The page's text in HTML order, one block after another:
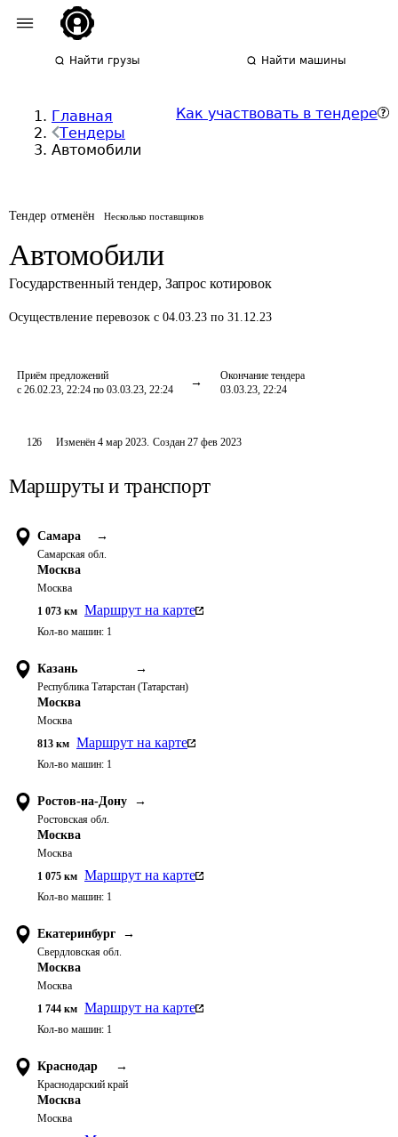
Найти грузы Найти машины
Главная
Тендеры
Автомобили
Как участвовать в тендере
Тендер отменён Несколько поставщиков
Автомобили
Государственный тендер, Запрос котировок
Осуществление перевозок с 04.03.23 по 31.12.23
Приём предложений
с 26.02.23, 22:24 по 03.03.23, 22:24
Окончание тендера
03.03.23, 22:24
126 Изменён4 мар 2023. Создан 27 фев 2023
Маршруты и транспорт
Самара →
Самарская обл.
Москва
Москва
1 073 км Маршрут на карте
Кол-во машин: 1
Казань →
Республика Татарстан (Татарстан)
Москва
Москва
813 км Маршрут на карте
Кол-во машин: 1
Ростов-на-Дону →
Ростовская обл.
Москва
Москва
1 075 км Маршрут на карте
Кол-во машин: 1
Екатеринбург →
Свердловская обл.
Москва
Москва
1 744 км Маршрут на карте
Кол-во машин: 1
Краснодар →
Краснодарский край
Москва
Москва